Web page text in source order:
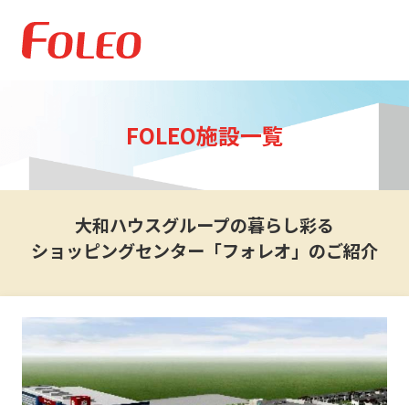
FOLEO施設一覧
大和ハウスグループの暮らし彩る
ショッピングセンター「フォレオ」のご紹介